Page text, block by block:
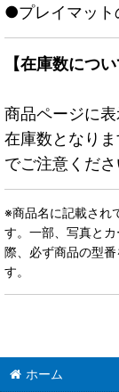
●プレイマット
【在庫数につい
商品ページに
在庫数となり
でご注意くださ
※商品名に記載され
す。一部、写真と
際、必ず商品の型
す。
ホーム